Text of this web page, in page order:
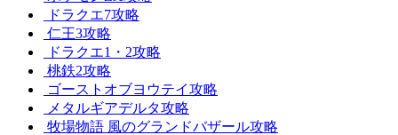
ドラクエ7攻略
仁王3攻略
ドラクエ1・2攻略
桃鉄2攻略
ゴーストオブヨウテイ攻略
メタルギアデルタ攻略
牧場物語 風のグランドバザール攻略